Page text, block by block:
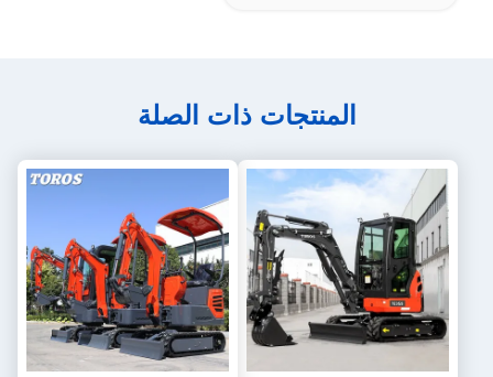
المنتجات ذات الصلة